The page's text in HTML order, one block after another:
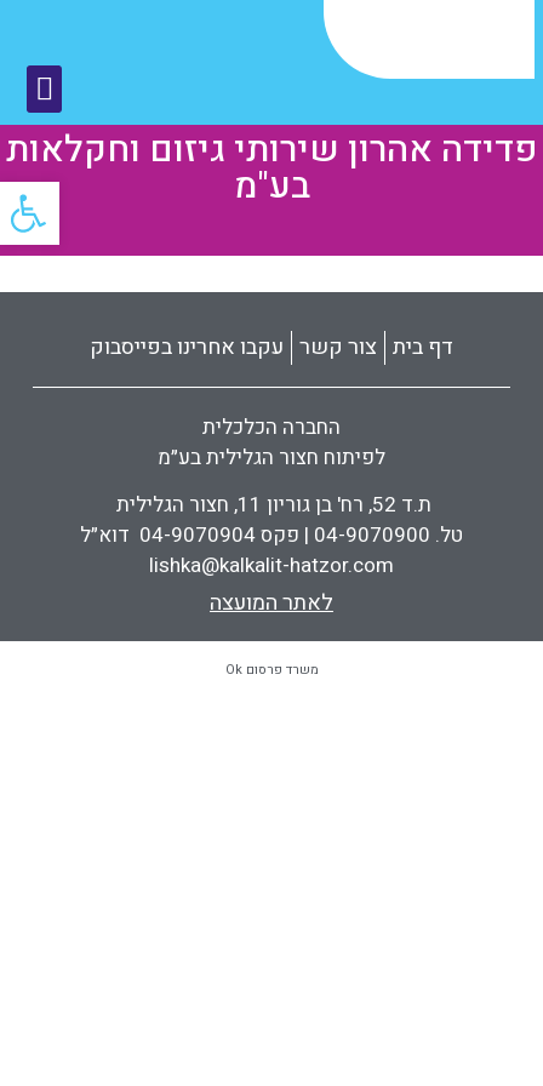
פדידה אהרון שירותי גיזום וחקלאות
בע"מ
דף בית צור קשר עקבו אחרינו בפייסבוק
החברה הכלכלית
לפיתוח חצור הגלילית בע״מ
ת.ד 52, רח' בן גוריון 11, חצור הגלילית
טל. 04-9070900 | פקס 04-9070904 דוא״ל
lishka@kalkalit-hatzor.com
לאתר המועצה
משרד פרסום Ok